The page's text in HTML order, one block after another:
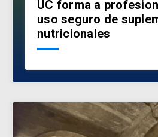
UC forma a
uso seguro de
nutricionales